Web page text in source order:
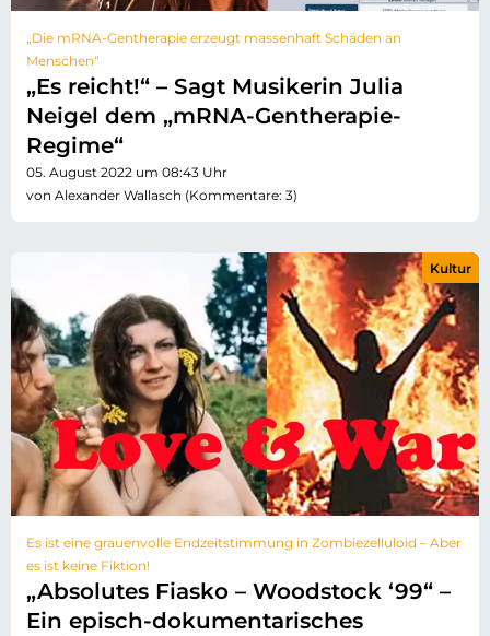
„Die mRNA-Gentherapie erzeugt massenhaft Schäden an
Menschen“
„Es reicht!“ – Sagt Musikerin Julia
Neigel dem „mRNA-Gentherapie-
Regime“
05. August 2022 um 08:43 Uhr
von Alexander Wallasch (Kommentare: 3)
Es ist eine grauenvolle Endzeitstimmung in Zombiezelluloid – Aber
es ist keine Fiktion!
„Absolutes Fiasko – Woodstock ‘99“ –
Ein episch-dokumentarisches
Kultur